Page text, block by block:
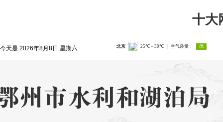
十大
今天是 2026年8月8日 星期六